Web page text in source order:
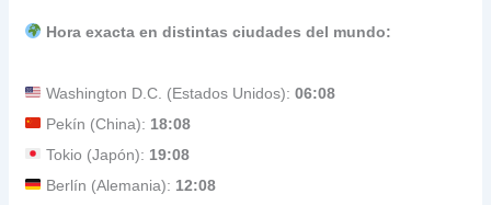
Hora exacta en distintas ciudades del mundo:
Washington D.C. (Estados Unidos):06:08
Pekín (China): 18:08
Tokio (Japón): 19:08
Berlín (Alemania): 12:08